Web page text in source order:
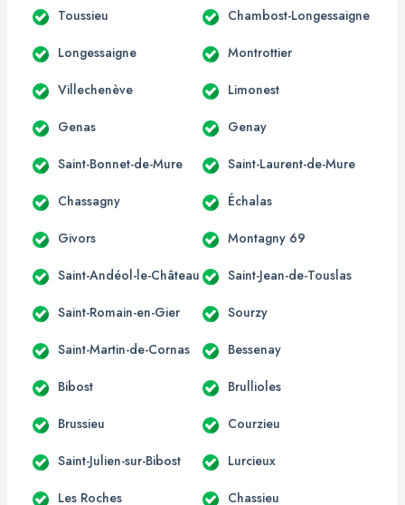
Toussieu Chambost-Longessaigne
Longessaigne Montrottier
Villechenève Limonest
Genas Genay
Saint-Bonnet-de-Mure Saint-Laurent-de-Mure
Chassagny Échalas
Givors Montagny 69
Saint-Andéol-le-Château Saint-Jean-de-Touslas
Saint-Romain-en-Gier Sourzy
Saint-Martin-de-Cornas Bessenay
Bibost Brullioles
Brussieu Courzieu
Saint-Julien-sur-Bibost Lurcieux
Les Roches Chassieu